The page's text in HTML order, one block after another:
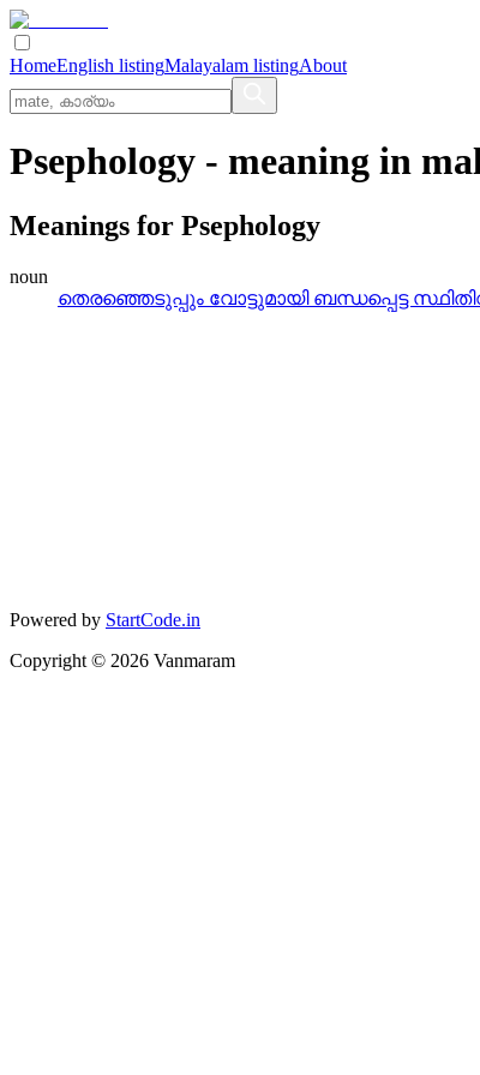
HomeEnglish listingMalayalam listingAbout
Psephology - meaning in
Meanings for Psephology
noun
തെരഞ്ഞെടുപ്പും വോട്ടുമായി ബന്ധപ്പെട്ട
Powered by StartCode.in
Copyright © 2026 Vanmaram